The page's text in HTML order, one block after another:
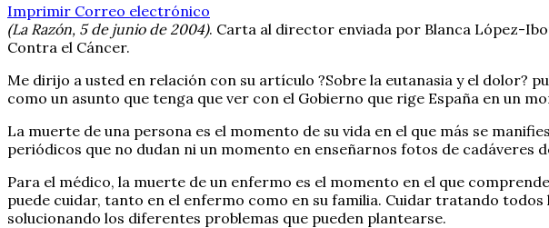
Imprimir Correo electrónico
(La Razón, 5 de junio de 2004). Carta al director enviada por Blanca López-
Contra el Cáncer.
Me dirijo a usted en relación con su artículo ?Sobre la eutanasia y el dolor?
como un asunto que tenga que ver con el Gobierno que rige España en un
La muerte de una persona es el momento de su vida en el que más se
periódicos que no dudan ni un momento en enseñarnos fotos de cadáveres
Para el médico, la muerte de un enfermo es el momento en el que
puede cuidar, tanto en el enfermo como en su familia. Cuidar tratando
solucionando los diferentes problemas que pueden plantearse.